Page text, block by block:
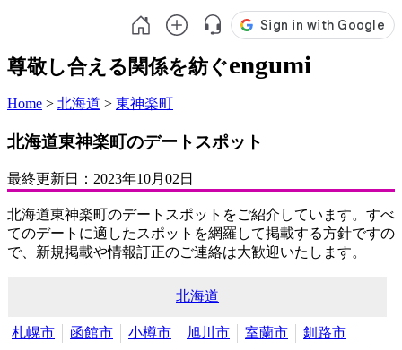
尊敬し合える関係を紡ぐengumi
Home > 北海道 > 東神楽町
北海道東神楽町のデートスポット
最終更新日： 2023年10月02日
北海道東神楽町のデートスポットをご紹介しています。すべ
てのデートに適したスポットを網羅して掲載する方針ですの
で、新規掲載や情報訂正のご連絡は大歓迎いたします。
北海道
札幌市 函館市 小樽市 旭川市 室蘭市
釧路市